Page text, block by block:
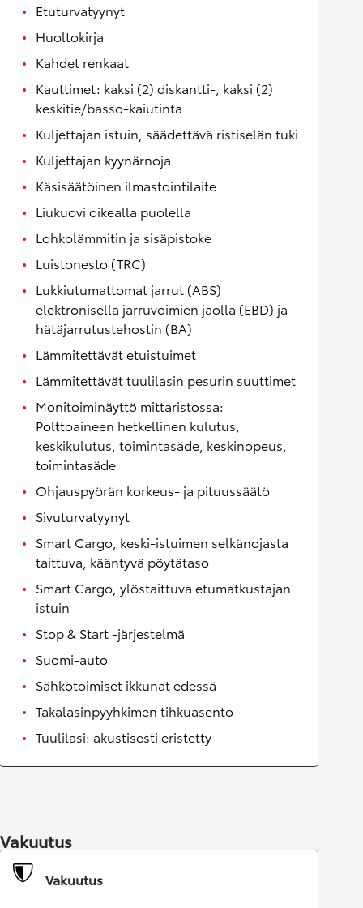
Etuturvatyynyt
Huoltokirja
Kahdet renkaat
Kauttimet: kaksi (2) diskantti-, kaksi (2)
keskitie/basso-kaiutinta
Kuljettajan istuin, säädettävä ristiselän tuki
Kuljettajan kyynärnoja
Käsisäätöinen ilmastointilaite
Liukuovi oikealla puolella
Lohkolämmitin ja sisäpistoke
Luistonesto (TRC)
Lukkiutumattomat jarrut (ABS)
elektronisella jarruvoimien jaolla (EBD) ja
hätäjarrutustehostin (BA)
Lämmitettävät etuistuimet
Lämmitettävät tuulilasin pesurin suuttimet
Monitoiminäyttö mittaristossa:
Polttoaineen hetkellinen kulutus,
keskikulutus, toimintasäde, keskinopeus,
toimintasäde
Ohjauspyörän korkeus- ja pituussäätö
Sivuturvatyynyt
Smart Cargo, keski-istuimen selkänojasta
taittuva, kääntyvä pöytätaso
Smart Cargo, ylöstaittuva etumatkustajan
istuin
Stop & Start -järjestelmä
Suomi-auto
Sähkötoimiset ikkunat edessä
Takalasinpyyhkimen tihkuasento
Tuulilasi: akustisesti eristetty
Vakuutus
Vakuutus